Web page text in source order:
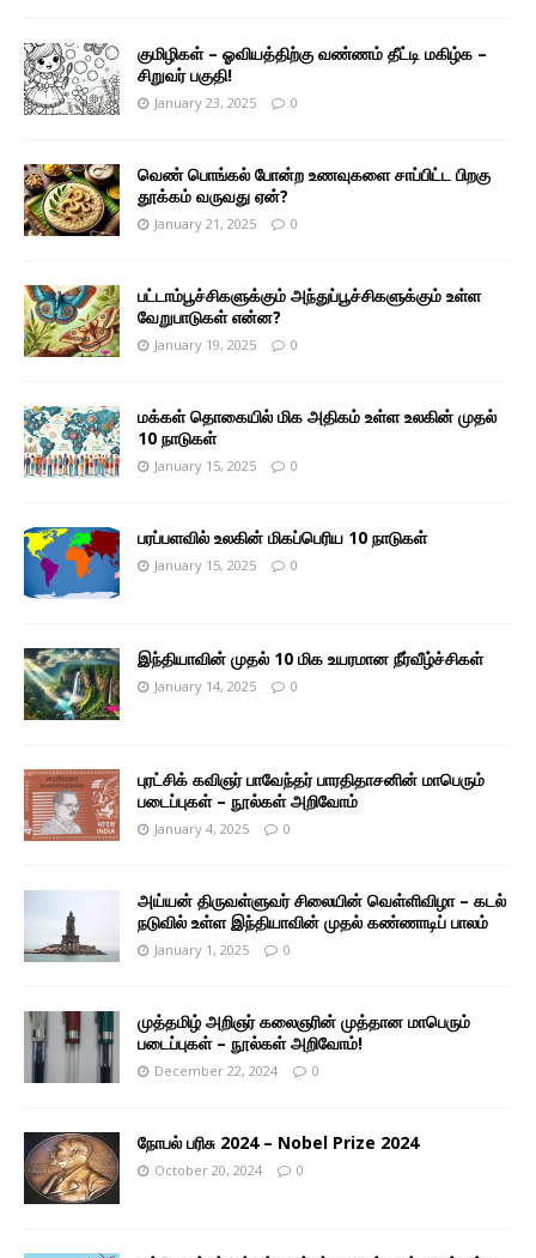
குமிழிகள் – ஓவியத்திற்கு வண்ணம் தீட்டி மகிழ்க –
சிறுவர் பகுதி!
January 23, 2025 0
வெண் பொங்கல் போன்ற உணவுகளை சாப்பிட்ட பிறகு
தூக்கம் வருவது ஏன்?
January 21, 2025 0
பட்டாம்பூச்சிகளுக்கும் அந்துப்பூச்சிகளுக்கும் உள்ள
வேறுபாடுகள் என்ன?
January 19, 2025 0
மக்கள் தொகையில் மிக அதிகம் உள்ள உலகின் முதல்
10 நாடுகள்
January 15, 2025 0
பரப்பளவில் உலகின் மிகப்பெரிய 10 நாடுகள்
January 15, 2025 0
இந்தியாவின் முதல் 10 மிக உயரமான நீர்வீழ்ச்சிகள்
January 14, 2025 0
புரட்சிக் கவிஞர் பாவேந்தர் பாரதிதாசனின் மாபெரும்
படைப்புகள் – நூல்கள் அறிவோம்
January 4, 2025 0
அய்யன் திருவள்ளுவர் சிலையின் வெள்ளிவிழா – கடல்
நடுவில் உள்ள இந்தியாவின் முதல் கண்ணாடிப் பாலம்
January 1, 2025 0
முத்தமிழ் அறிஞர் கலைஞரின் முத்தான மாபெரும்
படைப்புகள் – நூல்கள் அறிவோம்!
December 22, 2024 0
நோபல் பரிசு 2024 – Nobel Prize 2024
October 20, 2024 0